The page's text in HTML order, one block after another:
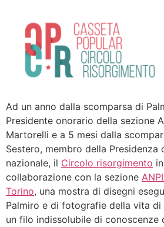
Ad un anno dalla scomparsa di
Presidente onorario della sezione
Martorelli e a 5 mesi dalla
Sestero, membro della Presidenza
nazionale, il Circolo risorgimento
collaborazione con la sezione
Torino, una mostra di disegni
Palmiro e di fotografie della vita di
un filo indissolubile di conoscenze